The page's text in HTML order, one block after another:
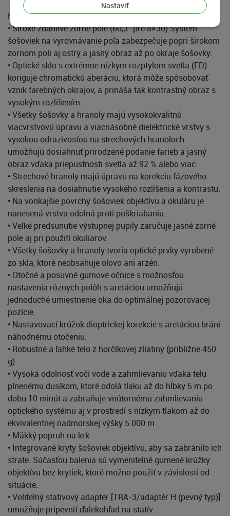
Nastaviť
Hlavné vlastnosti
• Široké zdanlivé zorné pole (60,3° pre 8×30) Systém
šošoviek na vyrovnávanie poľa zabezpečuje popri širokom
zornom poli aj ostrý a jasný obraz až po okraje šošovky.
• Optické sklo s extrémne nízkym rozptylom svetla (ED)
koriguje chromatickú aberáciu, ktorá môže spôsobovať
vznik farebných okrajov, a prináša tak kontrastný obraz s
vysokým rozlíšením.
• Všetky šošovky a hranoly majú vysokokvalitnú
viacvrstvovú úpravu a viacnásobné dielektrické vrstvy s
vysokou odrazivosťou na strechových hranoloch
umožňujú dosiahnuť prirodzené podanie farieb a jasný
obraz vďaka priepustnosti svetla až 92 % alebo viac.
• Strechové hranoly majú úpravu na korekciu fázového
skreslenia na dosiahnutie vysokého rozlíšenia a kontrastu.
• Na vonkajšie povrchy šošoviek objektívu a okuláru je
nanesená vrstva odolná proti poškriabaniu.
• Veľké predsunutie výstupnej pupily zaručuje jasné zorné
pole aj pri použití okuliarov.
• Všetky šošovky a hranoly tvoria optické prvky vyrobené
zo skla, ktoré neobsahuje olovo ani arzén.
• Otočné a posuvné gumové očnice s možnosťou
nastavenia rôznych polôh s aretáciou umožňujú
jednoduché umiestnenie oka do optimálnej pozorovacej
pozície.
• Nastavovací krúžok dioptrickej korekcie s aretáciou bráni
náhodnému otočeniu.
• Robustné a ľahké telo z horčíkovej zliatiny (približne 450
g)
• Vysoká odolnosť voči vode a zahmlievaniu vďaka telu
plnenému dusíkom, ktoré odolá tlaku až do hĺbky 5 m po
dobu 10 minút a zabraňuje vnútornému zahmlievaniu
optického systému aj v prostredí s nízkym tlakom až do
ekvivalentnej nadmorskej výšky 5 000 m.
• Mäkký popruh na krk
• Integrované kryty šošoviek objektívu, aby sa zabránilo ich
strate. Súčasťou balenia sú vymeniteľné gumené krúžky
objektívu bez krytiek, ktoré možno použiť v závislosti od
situácie.
• Voliteľný statívový adaptér [TRA-3/adaptér H (pevný typ)]
umožňuje pripevniť ďalekohľad na statív.